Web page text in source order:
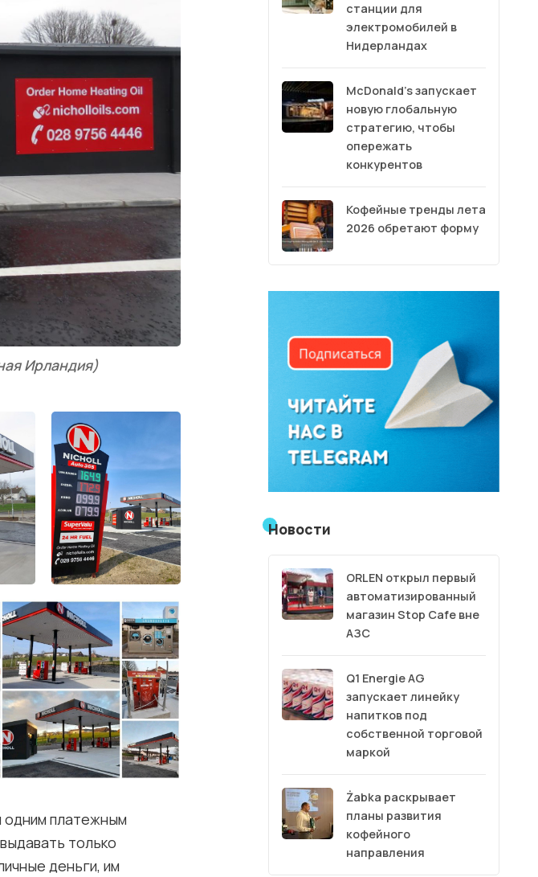
Ирландия)
одним платежным
только
деньги, им
станции для
электромобилей в
Нидерландах
McDonald’s запускает
новую глобальную
стратегию, чтобы
опережать
конкурентов
Кофейные тренды лета
2026 обретают форму
Новости
ORLEN открыл первый
автоматизированный
магазин Stop Cafe вне
АЗС
Q1 Energie AG
запускает линейку
напитков под
собственной торговой
маркой
Żabka раскрывает
планы развития
кофейного
направления